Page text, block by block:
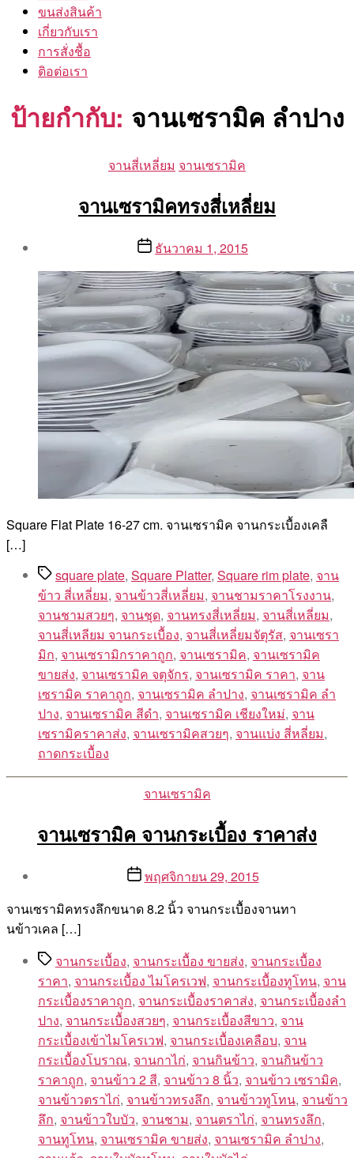
ขนส่งสินค้า
เกี่ยวกับเรา
การสั่งชื้อ
ติอต่อเรา
ป้ายกำกับ: จานเซรามิค ลำปาง
Categories
จานสี่เหลี่ยม จานเซรามิค
จานเซรามิคทรงสี่เหลี่ยม
By
Aea
Postธันวาคม 1, 2015
Square Flat Plate 16-27 cm. จานเซรามิค จานกระเบื้องเคลื
[…]
Tagssquare plate, Square Platter, Square rim plate, จาน
ข้าว สี่เหลี่ยม, จานข้าวสี่เหลี่ยม, จานชามราคาโรงงาน,
จานชามสวยๆ, จานชุด, จานทรงสี่เหลี่ยม, จานสี่เหลี่ยม,
จานสี่เหลียม จานกระเบื้อง, จานสี่เหลี่ยมจัตุรัส, จานเซรา
มิก, จานเซรามิกราคาถูก, จานเซรามิค, จานเซรามิค
ขายส่ง, จานเซรามิค จตุจักร, จานเซรามิค ราคา, จาน
เซรามิค ราคาถูก, จานเซรามิค ลำปาง, จานเซรามิค ลํา
ปาง, จานเซรามิค สีดำ, จานเซรามิค เชียงใหม่, จาน
เซรามิคราคาส่ง, จานเซรามิคสวยๆ, จานแบ่ง สี่หลี่ยม,
ถาดกระเบื้อง
Categories
จานเซรามิค
จานเซรามิค จานกระเบื้อง ราคาส่ง
Aea
Postพฤศจิกายน 29, 2015
จานเซรามิคทรงลึกขนาด 8.2 นิ้ว จานกระเบื้องจานทา
นข้าวเคล […]
Tagsจานกระเบื้อง, จานกระเบื้อง ขายส่ง, จานกระเบื้อง
ราคา, จานกระเบื้อง ไมโครเวฟ, จานกระเบื้องทูโทน, จาน
กระเบื้องราคาถูก, จานกระเบื้องราคาส่ง, จานกระเบื้องลํา
ปาง, จานกระเบื้องสวยๆ, จานกระเบื้องสีขาว, จาน
กระเบื้องเข้าไมโครเวฟ, จานกระเบื้องเคลือบ, จาน
กระเบื้องโบราณ, จานกาไก่, จานกินข้าว, จานกินข้าว
ราคาถูก, จานข้าว 2 สี, จานข้าว 8 นิ้ว, จานข้าว เซรามิค,
จานข้าวตราไก่, จานข้าวทรงลึก, จานข้าวทูโทน, จานข้าว
ลึก, จานข้าวใบบัว, จานชาม, จานตราไก่, จานทรงลึก,
จานทูโทน, จานเซรามิค ขายส่ง, จานเซรามิค ลำปาง,